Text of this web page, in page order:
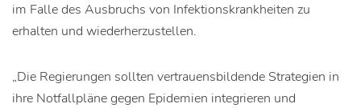
im Falle des Ausbruchs von Infektionskrankheiten zu
erhalten und wiederherzustellen.
„Die Regierungen sollten vertrauensbildende Strategien in
ihre Notfallpläne gegen Epidemien integrieren und